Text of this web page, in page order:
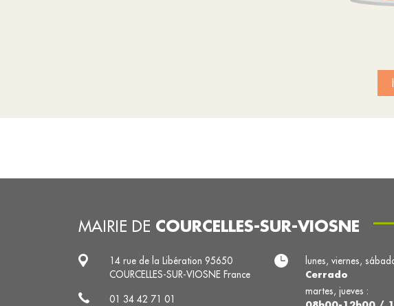
MAIRIE DE COURCELLES-SUR-VIOSNE
14 rue de la Libération 95650
COURCELLES-SUR-VIOSNE France
01 34 42 71 01
lunes, viernes,
Cerrado
martes, jueves :